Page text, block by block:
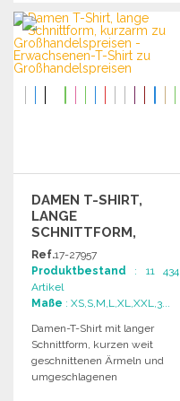
BESTELLEN
Angebot anfordern
DAMEN T-SHIRT,
LANGE
SCHNITTFORM,
KURZARM
Ref.17-27957
Produktbestand : 11 434
Artikel
Maße : XS,S,M,L,XL,XXL,3...
Damen-T-Shirt mit langer
Schnittform, kurzen weit
geschnittenen Ärmeln und
umgeschlagenen